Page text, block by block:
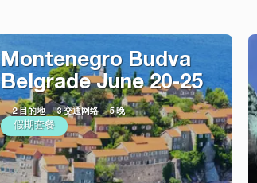
Montenegro Budva
Belgrade June 20-25
2 目的地 3 交通网络 5 晚
假期套餐